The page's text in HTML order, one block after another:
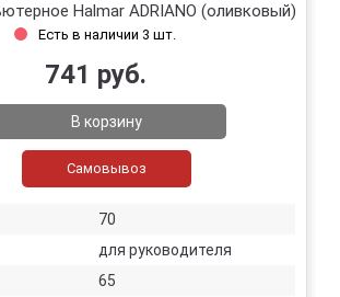
Halmar ADRIANO (оливковый)
Есть в наличии 3 шт.
741 руб.
В корзину
Самовывоз
70
для руководителя
65